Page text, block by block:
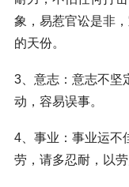
象，易惹官讼是非
的天份。
3、意志：意志不坚
动，容易误事。
4、事业：事业运不
劳，请多忍耐，以